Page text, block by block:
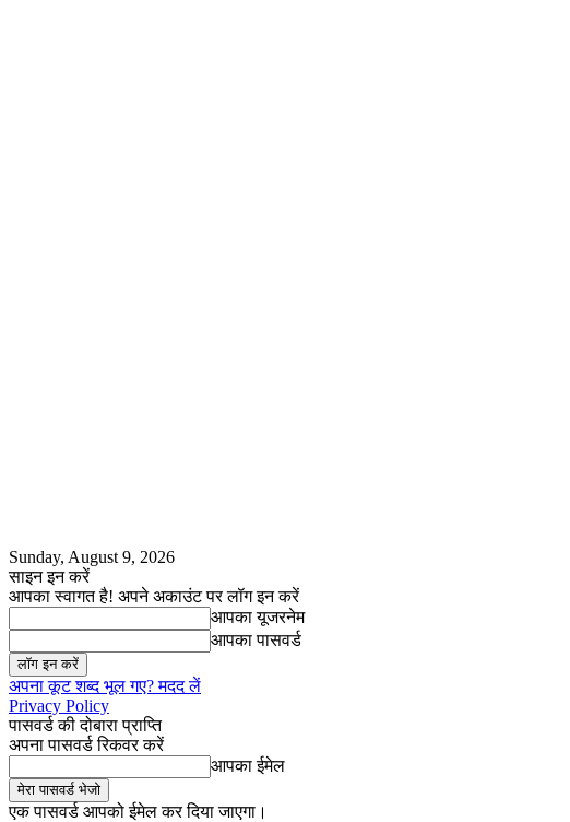
Sunday, August 9, 2026
साइन इन करें
आपका स्वागत है! अपने अकाउंट पर लॉग इन करें
आपका यूजरनेम
आपका पासवर्ड
अपना कूट शब्द भूल गए? मदद लें
Privacy Policy
पासवर्ड की दोबारा प्राप्ति
अपना पासवर्ड रिकवर करें
आपका ईमेल
एक पासवर्ड आपको ईमेल कर दिया जाएगा।